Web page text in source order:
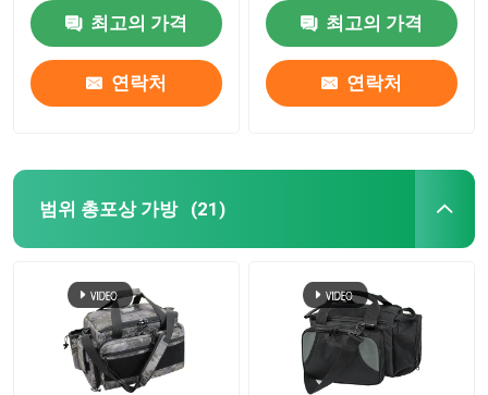
제품
최고의 가격
연락처
최고의 가격
연락처
범위 총포상 가방 (21)